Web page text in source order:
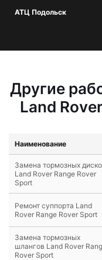
АТЦ Подольск
Другие
Land
Наименование
Замена тормозных
Land Rover Range Rover
Sport
Ремонт суппорта Land
Rover Range Rover Sport
Замена тормозных
шлангов Land Rover
Rover Sport